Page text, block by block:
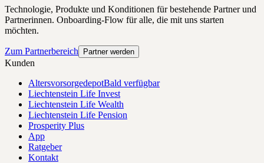
Technologie, Produkte und Konditionen für bestehende Partner und
Partnerinnen. Onboarding-Flow für alle, die mit uns starten
möchten.
Zum Partnerbereich Partner werden
Kunden
AltersvorsorgedepotBald verfügbar
Liechtenstein Life Invest
Liechtenstein Life Wealth
Liechtenstein Life Pension
Prosperity Plus
App
Ratgeber
Kontakt